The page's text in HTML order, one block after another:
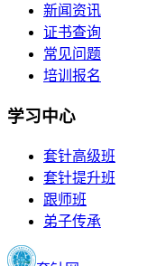
新闻资讯
证书查询
常见问题
培训报名
学习中心
套针高级班
套针提升班
跟师班
弟子传承